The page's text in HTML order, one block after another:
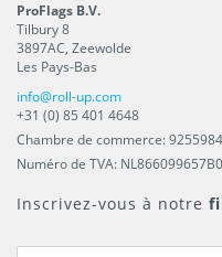
ProFlags B.V.
Tilbury 8
3897AC, Zeewolde
Les Pays-Bas
info@roll-up.com
+31 (0) 85 401 4648
Chambre de commerce:
Numéro de TVA:
Inscrivez-vous à notre